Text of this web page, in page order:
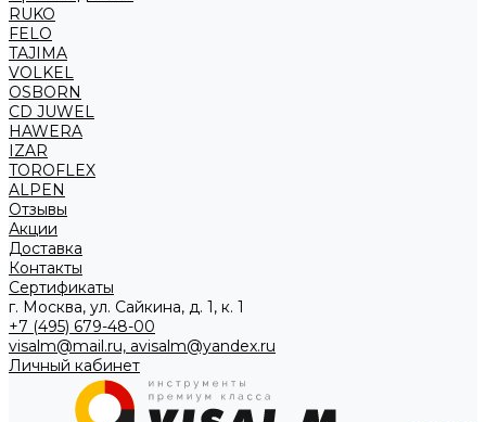
RUKO
FELO
TAJIMA
VOLKEL
OSBORN
CD JUWEL
HAWERA
IZAR
TOROFLEX
ALPEN
Отзывы
Акции
Доставка
Контакты
Сертификаты
г. Москва, ул. Сайкина, д. 1, к. 1
+7 (495) 679-48-00
visalm@mail.ru, avisalm@yandex.ru
Личный кабинет